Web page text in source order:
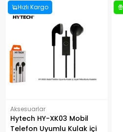
Hızlı Kargo
Aksesuarlar
Hytech HY-XK03 Mobil
Telefon Uyumlu Kulak içi